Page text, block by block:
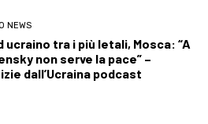
NEWS
ucraino tra i più letali, Mosca: “A
non serve la pace” –
dall’Ucraina podcast